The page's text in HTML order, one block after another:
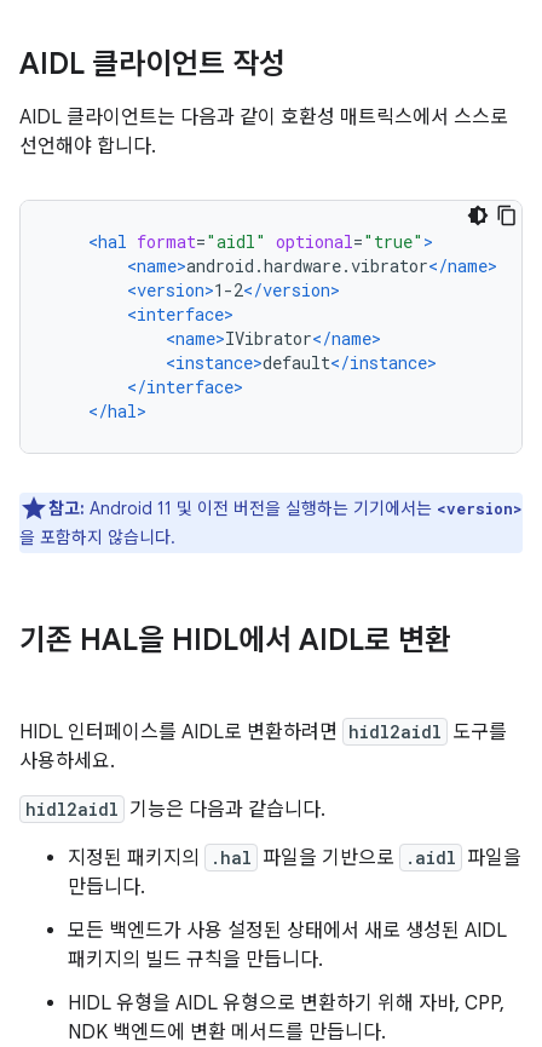
AIDL 클라이언트 작성
AIDL 클라이언트는 다음과 같이 호환성 매트릭스에서 스스로
선언해야 합니다.
<hal format="aidl" optional="true" >
<name>android.hardware.vibrator</name>
<version>1-2</version>
<interface>
<name>IVibrator</name>
<instance>default</instance>
</interface>
</hal>
참고: Android 11 및 이전 버전을 실행하는 기기에서는 <version>
을 포함하지 않습니다.
기존 HAL을 HIDL에서 AIDL로 변환
HIDL 인터페이스를 AIDL로 변환하려면 hidl2aidl 도구를
사용하세요.
hidl2aidl 기능은 다음과 같습니다.
지정된 패키지의
.hal 파일을 기반으로 .aidl 파일을
만듭니다.
모든 백엔드가 사용 설정된 상태에서 새로 생성된 AIDL
패키지의 빌드 규칙을 만듭니다.
HIDL 유형을 AIDL 유형으로 변환하기 위해 자바, CPP,
NDK 백엔드에 변환 메서드를 만듭니다.